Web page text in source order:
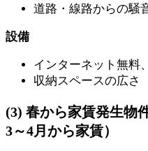
道路・線路からの騒
設備
インターネット無料
収納スペースの広さ
(3) 春から家賃発生物
3～4月から家賃）